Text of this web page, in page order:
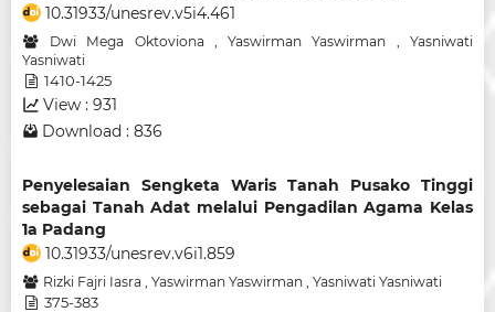
10.31933/unesrev.v5i4.461
Dwi Mega Oktoviona ,Yaswirman Yaswirman ,Yasniwati
Yasniwati
1410-1425
View : 931
Download : 836
Penyelesaian Sengketa Waris Tanah Pusako Tinggi
sebagai Tanah Adat melalui Pengadilan Agama Kelas
1a Padang
10.31933/unesrev.v6i1.859
Rizki Fajri Iasra Yaswirman Yaswirman Yasniwati Yasniwati
375-383